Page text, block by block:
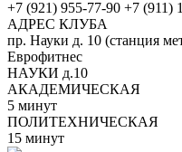
+7 (921) 955-77-90 +7 (911)
АДРЕС КЛУБА
пр. Науки д. 10 (станция
Еврофитнес
НАУКИ д.10
АКАДЕМИЧЕСКАЯ
5 минут
ПОЛИТЕХНИЧЕСКАЯ
15 минут